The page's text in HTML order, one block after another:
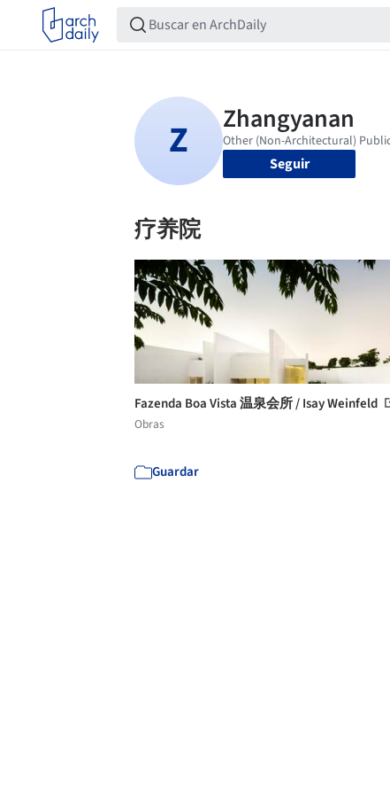
Seguir
疗养院
Fazenda Boa Vista 温泉会所 / Isay Weinfeld
Obras
Guardar